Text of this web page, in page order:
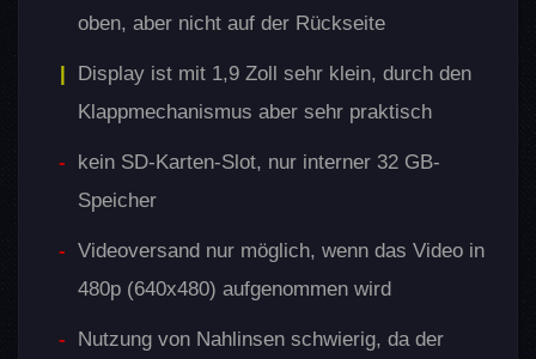
Sicherungsmöglichkeiten
Größe
oben, aber nicht auf der Rückseite
Display ist mit 1,9 Zoll sehr klein, durch den
Klappmechanismus aber sehr praktisch
kein SD-Karten-Slot, nur interner 32 GB-
Speicher
Videoversand nur möglich, wenn das Video in
480p (640x480) aufgenommen wird
Nutzung von Nahlinsen schwierig, da der